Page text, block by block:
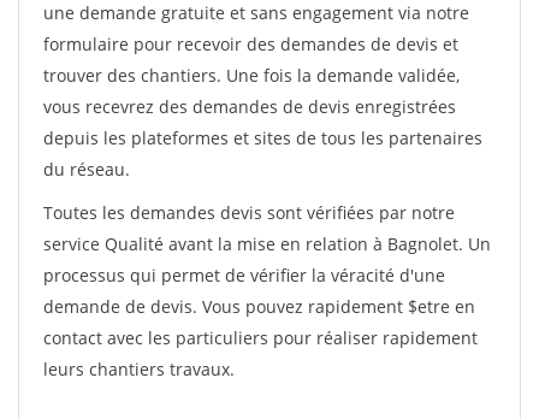
une demande gratuite et sans engagement via notre
formulaire pour recevoir des demandes de devis et
trouver des chantiers. Une fois la demande validée,
vous recevrez des demandes de devis enregistrées
depuis les plateformes et sites de tous les partenaires
du réseau.
Toutes les demandes devis sont vérifiées par notre
service Qualité avant la mise en relation à Bagnolet. Un
processus qui permet de vérifier la véracité d'une
demande de devis. Vous pouvez rapidement $etre en
contact avec les particuliers pour réaliser rapidement
leurs chantiers travaux.